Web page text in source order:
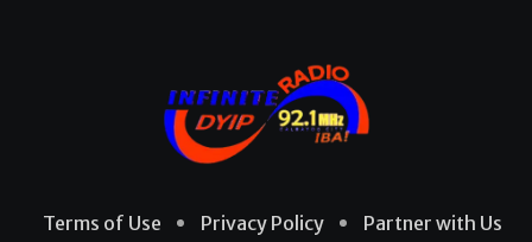
Terms of Use Privacy Policy
Partner with Us